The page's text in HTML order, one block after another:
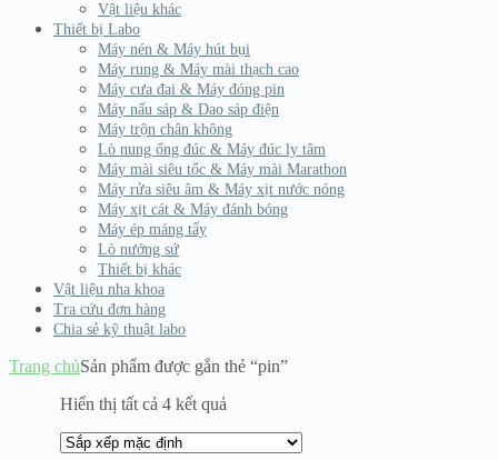
Vật liệu khác
Thiết bị Labo
Máy nén & Máy hút bụi
Máy rung & Máy mài thạch cao
Máy cưa đai & Máy đóng pin
Máy nấu sáp & Dao sáp điện
Máy trộn chân không
Lò nung ống đúc & Máy đúc ly tâm
Máy mài siêu tốc & Máy mài Marathon
Máy rửa siêu âm & Máy xịt nước nóng
Máy xịt cát & Máy đánh bóng
Máy ép máng tẩy
Lò nướng sứ
Thiết bị khác
Vật liệu nha khoa
Tra cứu đơn hàng
Chia sẻ kỹ thuật labo
Trang chủSản phẩm được gắn thẻ “pin”
Hiển thị tất cả 4 kết quả